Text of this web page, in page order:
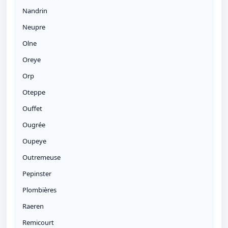
Nandrin
Neupre
Olne
Oreye
Orp
Oteppe
Ouffet
Ougrée
Oupeye
Outremeuse
Pepinster
Plombières
Raeren
Remicourt